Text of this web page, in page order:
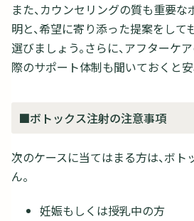
また、カウンセリングの質も重要な
明と、希望に寄り添った提案をして
選びましょう。さらに、アフターケ
際のサポート体制も聞いておくと安
■ボトックス注射の注意事項
次のケースに当てはまる方は、ボ
ん。
妊娠もしくは授乳中の方